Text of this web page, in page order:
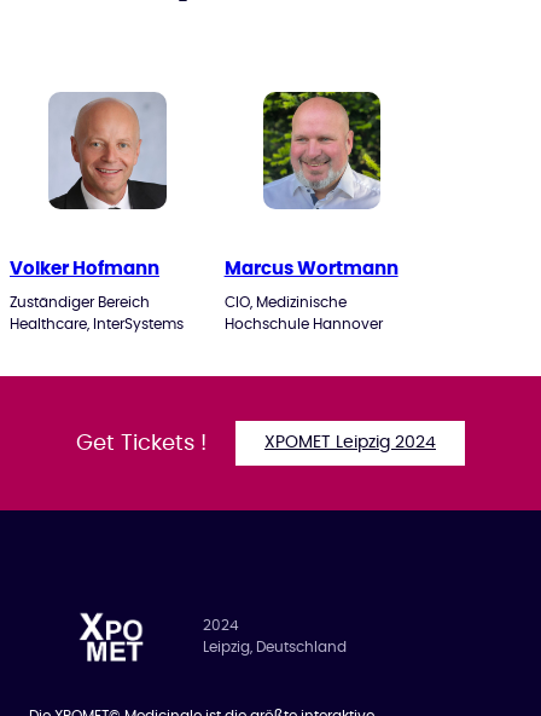
Volker Hofmann
Zuständiger Bereich
Healthcare, InterSystems
Marcus Wortmann
CIO, Medizinische
Hochschule Hannover
Get Tickets ! XPOMET Leipzig 2024
2024
Leipzig, Deutschland